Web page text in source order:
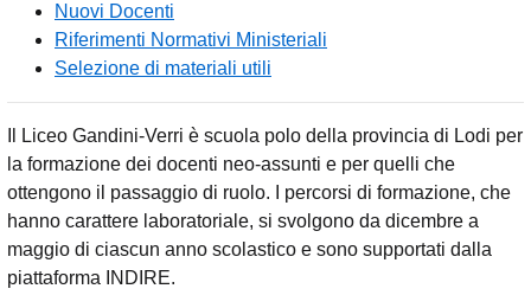
Nuovi Docenti
Riferimenti Normativi Ministeriali
Selezione di materiali utili
Il Liceo Gandini-Verri è scuola polo della provincia di Lodi per
la formazione dei docenti neo-assunti e per quelli che
ottengono il passaggio di ruolo. I percorsi di formazione, che
hanno carattere laboratoriale, si svolgono da dicembre a
maggio di ciascun anno scolastico e sono supportati dalla
piattaforma INDIRE.